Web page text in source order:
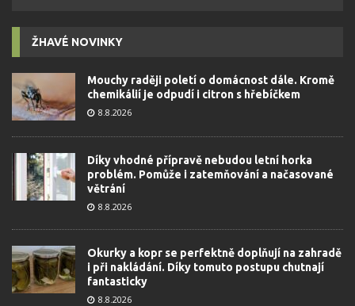
ŽHAVÉ NOVINKY
Mouchy raději poletí o domácnost dále. Kromě
chemikálií je odpudí i citron s hřebíčkem
8.8.2026
Díky vhodné přípravě nebudou letní horka
problém. Pomůže i zatemňování a načasované
větrání
8.8.2026
Okurky a kopr se perfektně doplňují na zahradě
i při nakládání. Díky tomuto postupu chutnají
fantasticky
8.8.2026